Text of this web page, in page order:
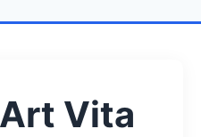
Vita